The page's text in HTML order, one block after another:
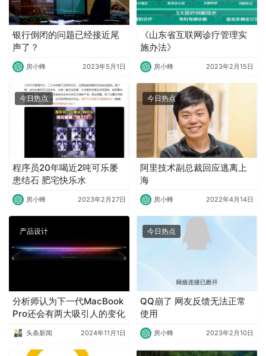
银行倒闭的问题已经接近尾
声了？
房小蜂 2023年5月1日
《山东省互联网诊疗管理实
施办法》
房小蜂 2023年2月15日
今日热点
程序员20年喝近2吨可乐屡
患结石 肥宅快乐水
房小蜂 2023年2月27日
今日热点
阿里技术副总裁回应逃离上
海
房小蜂 2022年4月14日
产品设计
分析师认为下一代MacBook
Pro还会有两大吸引人的变化
头条新闻 2024年11月1日
今日热点
QQ崩了 网友反馈无法正常
使用
房小蜂 2023年2月10日